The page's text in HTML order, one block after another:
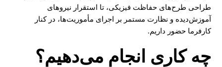
طراحی طرح‌های حفاظت فیزیکی، تا استقرار نیروهای
آموزش‌دیده و نظارت مستمر بر اجرای مأموریت‌ها، در کنار
کارفرما حضور داریم.
چه کاری انجام می‌دهیم؟